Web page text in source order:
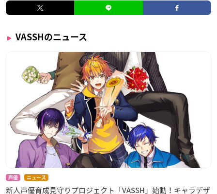
VASSHのニュース
声優 ニュース
新人声優育成見守りプロジェクト「VASSH」始動！キャラデザ